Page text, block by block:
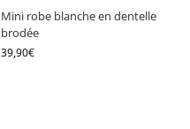
Mini robe blanche en dentelle
brodée
39,90€